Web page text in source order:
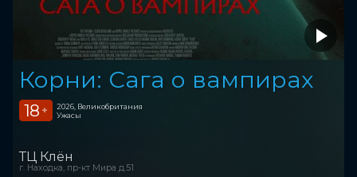
Корни: Сага о вампирах
18 +
2026, Великобритания
Ужасы
ТЦ Клён
г. Находка, пр-кт Мира д.51